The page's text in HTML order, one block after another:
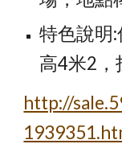
特色說明
高4米2，
http://